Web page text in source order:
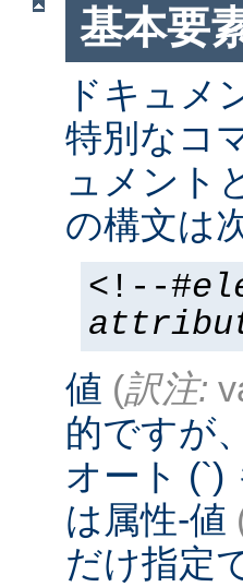
基本要
ドキュメ
特別なコ
ュメント
の構文は
<!--#
値 (訳注:
的ですが
オート (`)
は属性-値
だけ指定